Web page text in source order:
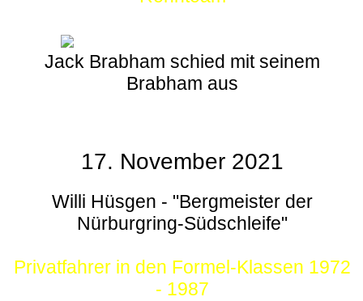
Jack Brabham schied mit seinem
Brabham aus
17. November 2021
Willi Hüsgen - "Bergmeister der
Nürburgring-Südschleife"
Privatfahrer in den Formel-Klassen 1972
- 1987